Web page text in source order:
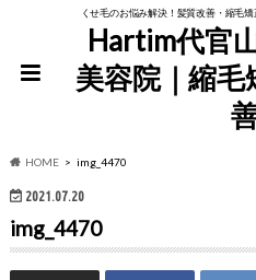
くせ毛のお悩み解決！髪質改善・縮毛
Hartim代官
美容院｜縮毛
HOME img_4470
2021.07.20
img_4470